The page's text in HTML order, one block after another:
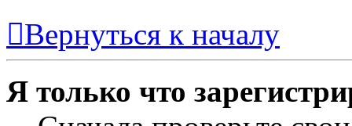
Вернуться к началу
Я только что